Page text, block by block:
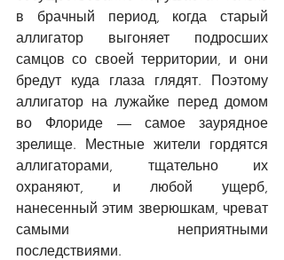
в брачный период, когда старый
аллигатор выгоняет подросших
самцов со своей территории, и они
бредут куда глаза глядят. Поэтому
аллигатор на лужайке перед домом
во Флориде — самое заурядное
зрелище. Местные жители гордятся
аллигаторами, тщательно их
охраняют, и любой ущерб,
нанесенный этим зверюшкам, чреват
самыми неприятными
последствиями.